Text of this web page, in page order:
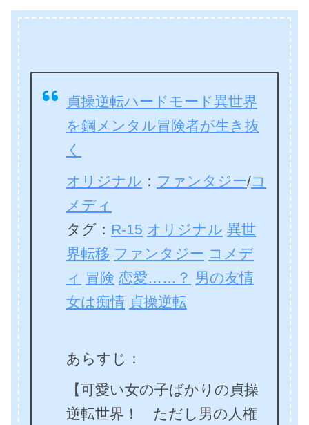
貞操逆転ハードモード異世界
を鋼メンタル冒険者が生き抜
く
オリジナル ： ファンタジー/コ
メディ
タグ： R-15 オリジナル 異世
界転移 ファンタジー コメデ
ィ 冒険 恋愛……？ 男の友情
女は痴情 貞操逆転
あらすじ：
【可愛い女の子ばかりの貞操
逆転世界！ ただし男の人権